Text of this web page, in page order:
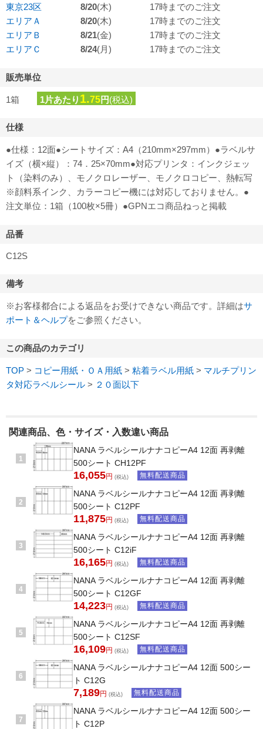
東京23区 8/20(木)
17時までのご注文
エリアＡ
8/20(木)
17時までのご注文
エリアＢ
8/21(金)
17時までのご注文
エリアＣ
8/24(月) 17時までのご注文
販売単位
1箱 1片あたり 1.75円(税込)
仕様
●仕様：12面●シートサイズ：A4（210mm×297mm）●ラベルサ
イズ（横×縦）：74．25×70mm●対応プリンタ：インクジェッ
ト（染料のみ）、モノクロレーザー、モノクロコピー、熱転写
※顔料系インク、カラーコピー機には対応しておりません。●
注文単位：1箱（100枚×5冊）●GPNエコ商品ねっと掲載
品番
C12S
備考
※お客様都合による返品をお受けできない商品です。詳細はサ
ポート＆ヘルプをご参照ください。
この商品のカテゴリ
TOP > コピー用紙・ＯＡ用紙 > 粘着ラベル用紙 > マルチプリン
タ対応ラベルシール > ２０面以下
関連商品、色・サイズ・入数違い商品
1
NANA ラベルシールナナコピーA4 12面 再剥離
500シート CH12PF
16,055円 (税込) 無料配送商品
2
NANA ラベルシールナナコピーA4 12面 再剥離
500シート C12PF
11,875円 (税込) 無料配送商品
3
NANA ラベルシールナナコピーA4 12面 再剥離
500シート C12iF
16,165円 (税込) 無料配送商品
4
NANA ラベルシールナナコピーA4 12面 再剥離
500シート C12GF
14,223円 (税込) 無料配送商品
5
NANA ラベルシールナナコピーA4 12面 再剥離
500シート C12SF
16,109円 (税込) 無料配送商品
6
NANA ラベルシールナナコピーA4 12面 500シー
ト C12G
7,189円 (税込) 無料配送商品
7
NANA ラベルシールナナコピーA4 12面 500シー
ト C12P